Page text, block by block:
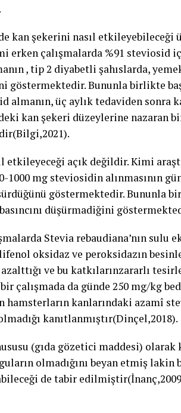
kan şekerini nasıl etkileyebileceği
erken çalışmalarda %91 steviosid
, tip 2 diyabetli şahıslarda,
göstermektedir. Bununla birlikte
almanın, üç aylık tedaviden sonra
kan şekeri düzeylerine nazaran
etkileyeceği açık değildir. Kimi
mg steviosidin alınmasının
göstermektedir. Bununla
düşürmadiğini
Stevia rebaudiana’nın sulu
oksidaz ve peroksidazın
ve bu katkılarınzararlı
çalışmada da günde 250 mg/kg
hamsterların kanlarındaki azamî
kanıtlanmıştır(Dinçel,2018).
(gıda gözetici maddesi) olarak
olmadığını beyan etmiş lakin
de tabir